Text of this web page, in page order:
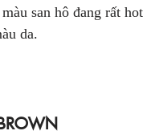
san hô đang rất hot
da.